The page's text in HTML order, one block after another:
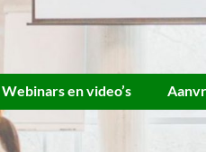
Webinars en video’s